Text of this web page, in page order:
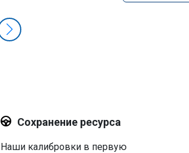
Сохранение ресурса
Наши калибровки в первую